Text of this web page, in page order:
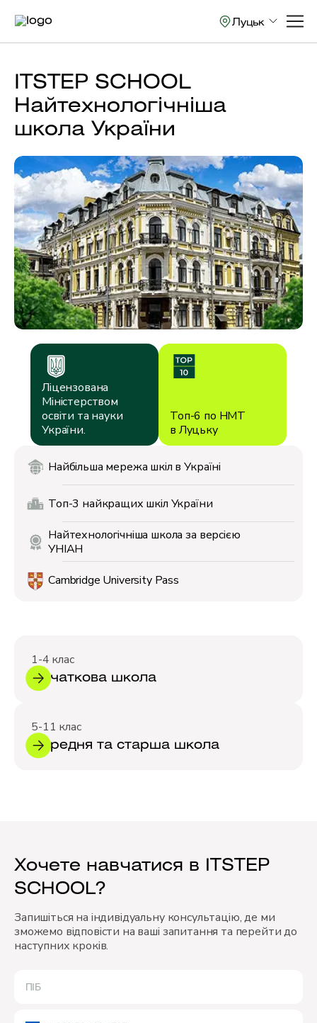
Луцьк
ITSTEP SCHOOL
Найтехнологічніша
школа України
Ліцензована
Міністерством
освіти та науки
України.
Топ-6 по НМТ
в Луцьку
Найбільша мережа шкіл в Україні
Топ-3 найкращих шкіл України
Найтехнологічніша школа за версією
УНІАН
Cambridge University Pass
1-4 клас
Початкова школа
5-11 клас
Середня та старша школа
Хочете навчатися в ITSTEP
SCHOOL?
Запишіться на індивідуальну консультацію, де ми
зможемо відповісти на ваші запитання та перейти до
наступних кроків.